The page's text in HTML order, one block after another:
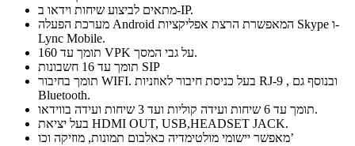
מתאים לביצוע שיחות וידאו ב-IP.
מערכת הפעלה Android המאפשרת הרצת אפליקציות Skype ו-
Lync Mobile.
תומך עד 160 VPK על גבי המסך.
תומך עד 16 חשבונות SIP
תומך בחיבור WIFI. בעל כניסת חיבור לאוזניות RJ-9 , ובנוסף גם
Bluetooth.
תומך עד 6 שיחות ועידה קוליות ועד 3 שיחות ועידה בווידאו.
בעל יציאת HDMI OUT, USB,HEADSET JACK.
מאפשר יישומי מולטימדיה כאלבום תמונות, מוזיקה וכו’